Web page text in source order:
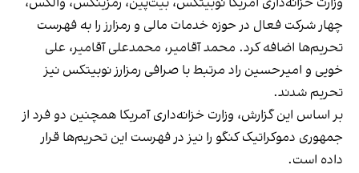
چهار شرکت فعال در حوزه خدمات مالی و رمزارز را به فهرست
تحریم‌ها اضافه کرد. محمد آقامیر، محمدعلی آقامیر، علی
خویی و امیرحسین راد مرتبط با صرافی رمزارز نوبیتکس نیز
تحریم شدند.
بر اساس این گزارش، وزارت خزانه‌داری آمریکا همچنین دو فرد از
جمهوری دموکراتیک کنگو را نیز در فهرست این تحریم‌ها قرار
داده است.